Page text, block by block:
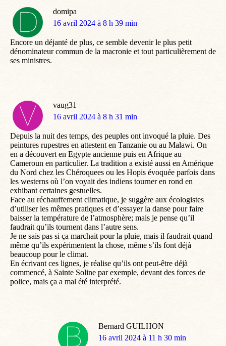
domipa
dit
16 avril 2024 à 8 h 39 min
Encore un déjanté de plus, ce semble devenir le plus petit
dénominateur commun de la macronie et tout particulièrement de
ses ministres.
vaug31
dit
16 avril 2024 à 8 h 31 min
Depuis la nuit des temps, des peuples ont invoqué la pluie. Des
peintures rupestres en attestent en Tanzanie ou au Malawi. On
en a découvert en Egypte ancienne puis en Afrique au
Cameroun en particulier. La tradition a existé aussi en Amérique
du Nord chez les Chéroquees ou les Hopis évoquée parfois dans
les westerns où l’on voyait des indiens tourner en rond en
exhibant certaines gestuelles.
Face au réchauffement climatique, je suggère aux écologistes
d’utiliser les mêmes pratiques et d’essayer la danse pour faire
baisser la température de l’atmosphère; mais je pense qu’il
faudrait qu’ils tournent dans l’autre sens.
Je ne sais pas si ça marchait pour la pluie, mais il faudrait quand
même qu’ils expérimentent la chose, même s’ils font déjà
beaucoup pour le climat.
En écrivant ces lignes, je réalise qu’ils ont peut-être déjà
commencé, à Sainte Soline par exemple, devant des forces de
police, mais ça a mal été interprété.
Bernard GUILHON
dit
16 avril 2024 à 11 h 30 min